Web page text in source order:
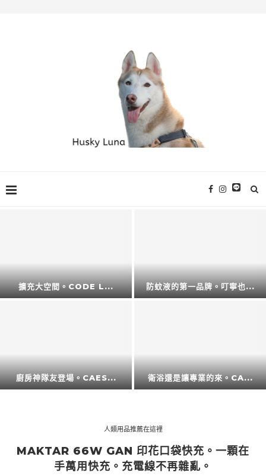
擴充大空間。CODE L... 防蚊液的第一品牌。叮寧也...
廚房神隊友登場。CAES... 衛浴還是讓專業的來。CA...
人類用品推薦在這裡
MAKTAR 66W GAN 印花口袋快充。一顆在
手萬用快充。充電線不再雜亂。